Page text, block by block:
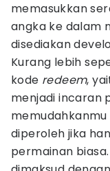
memasukkan
angka ke dalam
disediakan
Kurang lebih
kode redeem,
menjadi incaran
diperoleh jika
permainan